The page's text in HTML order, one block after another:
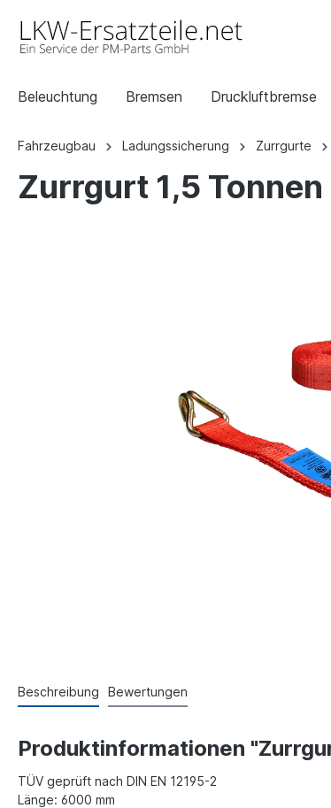
Beleuchtung Bremsen Druckluftbremse
Fahrzeugbau Ladungssicherung Zurrgurte
Zurrgurt 1,5
Beschreibung Bewertungen
Produktinformationen
TÜV geprüft nach DIN EN 12195-2
Länge: 6000 mm